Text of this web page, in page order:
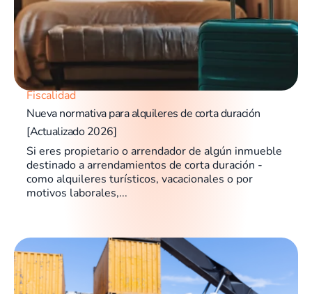
Fiscalidad
Nueva normativa para alquileres de corta duración
[Actualizado 2026]
Si eres propietario o arrendador de algún inmueble
destinado a arrendamientos de corta duración -
como alquileres turísticos, vacacionales o por
motivos laborales,...